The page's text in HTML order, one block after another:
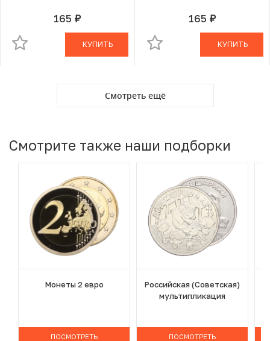
165 руб.В КОРЗИНЕ
КУПИТЬ
165 руб.В КОРЗИНЕ
КУПИТЬ
Смотреть ещё
Смотрите также наши подборки
Монеты 2 евро
ПОСМОТРЕТЬ
Российская (Советская)
мультипликация
ПОСМОТРЕТЬ